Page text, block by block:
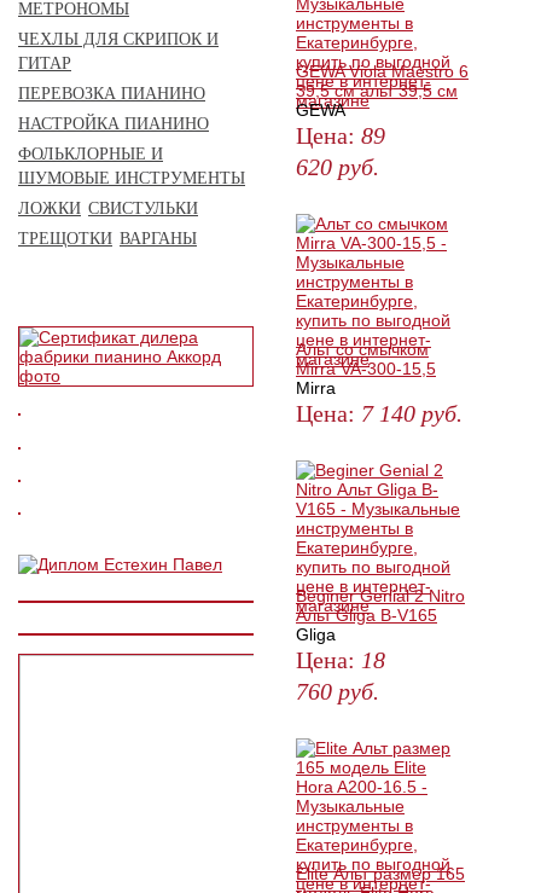
GEWA Viola Maestro 6
39,5 см альт 39,5 см
GEWA
Цена: 89
620 руб.
Альт со смычком
Mirra VA-300-15,5
Mirra
Цена: 7 140 руб.
Beginer Genial 2 Nitro
Альт Gliga B-V165
Gliga
Цена: 18
760 руб.
Elite Альт размер 165
МЕТРОНОМЫ
ЧЕХЛЫ ДЛЯ СКРИПОК И
ГИТАР
ПЕРЕВОЗКА ПИАНИНО
НАСТРОЙКА ПИАНИНО
ФОЛЬКЛОРНЫЕ И
ШУМОВЫЕ ИНСТРУМЕНТЫ
ЛОЖКИ СВИСТУЛЬКИ
ТРЕЩОТКИ ВАРГАНЫ